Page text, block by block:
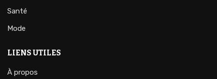
Santé
Mode
LIENS UTILES
À propos